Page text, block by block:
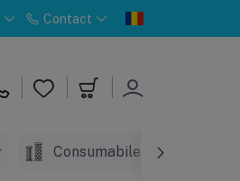
Contact
Consumabile